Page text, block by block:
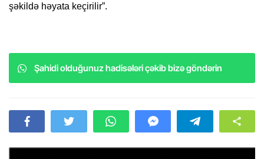
şəkildə həyata keçirilir”.
Şahidi olduğunuz hadisələri çəkib bizə göndərin